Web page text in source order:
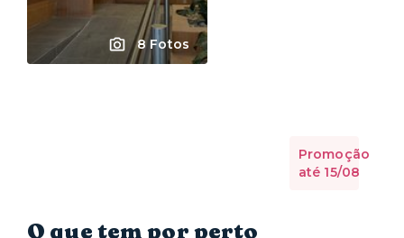
8 Fotos
Promoção
até 15/08
O que tem por perto